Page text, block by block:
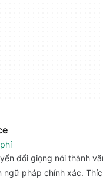
đổi giọng nói thành
ngữ pháp chính xác.